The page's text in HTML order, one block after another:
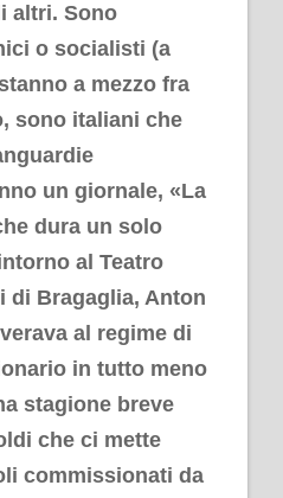
altri. Sono
o socialisti (a
a mezzo fra
sono italiani che
un giornale, «La
dura un solo
al Teatro
di Bragaglia, Anton
al regime di
in tutto meno
stagione breve
che ci mette
commissionati da